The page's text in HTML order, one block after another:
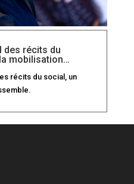
des récits du
mobilisation…
récits du social, un